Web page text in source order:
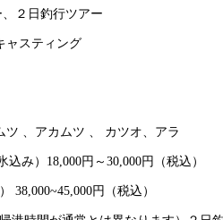
２日釣行ツアー
ャスティング
ツ 、アカムツ 、 カツオ、アラ
み）18,000円～30,000円（税込）
38,000~45,000円（税込）